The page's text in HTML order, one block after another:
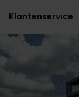
Klantenservice